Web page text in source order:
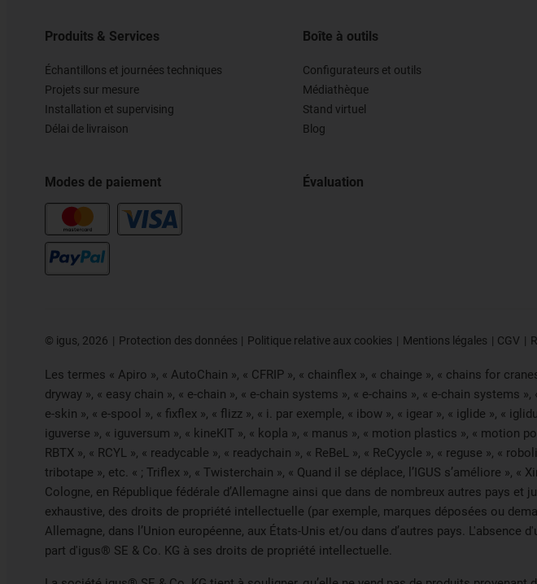
Produits & Services
Échantillons et journées techniques
Projets sur mesure
Installation et supervising
Délai de livraison
Modes de paiement
Boîte à outils
Configurateurs et outils
Médiathèque
Stand virtuel
Blog
Évaluation
© igus, 2026 Protection des données Politique relative aux cookies Mentions légales CGV
Les termes « Apiro », « AutoChain », « CFRIP », « chainflex », « chainge », « chains for
dryway », « easy chain », « e-chain », « e-chain systems », « e-chains », « e-chain systems
e-skin », « e-spool », « fixflex », « flizz », « i. par exemple, « ibow », « igear », « iglide », «
iguverse », « iguversum », « kineKIT », « kopla », « manus », « motion plastics », « motion
RBTX », « RCYL », « readycable », « readychain », « ReBeL », « ReCyycle », « reguse », «
tribotape », etc. « ; Triflex », « Twisterchain », « Quand il se déplace, l’IGUS s’améliore »,
Cologne, en République fédérale d’Allemagne ainsi que dans de nombreux autres pays
exhaustive, des droits de propriété intellectuelle (par exemple, marques déposées ou
Allemagne, dans l’Union européenne, aux États-Unis et/ou dans d’autres pays.
part d'igus® SE & Co. KG à ses droits de propriété intellectuelle.